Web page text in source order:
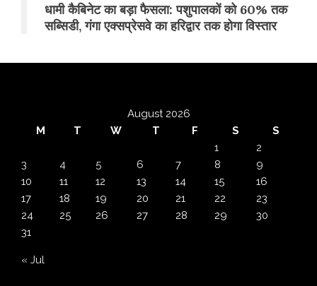
​धामी कैबिनेट का बड़ा फैसला: पशुपालकों को 60% तक
सब्सिडी, गंगा एक्सप्रेसवे का हरिद्वार तक होगा विस्तार
August 2026
M
T W T F S
S
1
2
3
4 5 6 7 8
9
10
11 12 13 14 15
16
17
18 19 20 21 22
23
24
25 26 27 28 29
30
31
« Jul